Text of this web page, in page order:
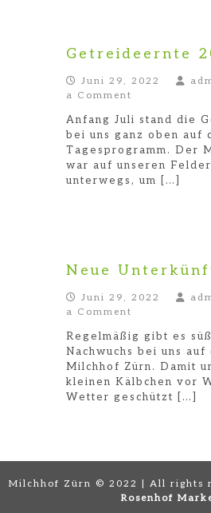
Getreideernte
Juni 29, 2022
a Comment
2022
Anfang Juli stand die
bei uns ganz oben auf
Tagesprogramm. Der
war auf unseren
unterwegs, um […]
Neue
Juni 29, 2022
a Comment
Unterkünfte
Regelmäßig gibt es
Nachwuchs bei uns auf
Milchhof Zürn. Damit
kleinen Kälbchen vor
Wetter geschützt […]
Milchhof Zürn © 2022 | All rights
Rosenhof